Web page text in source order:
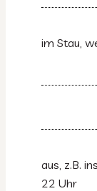
im Stau,
aus, z.B.
22 Uhr